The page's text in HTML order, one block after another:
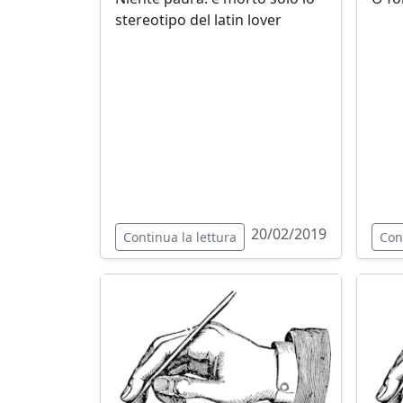
stereotipo del latin lover
Continua la lettura 20/02/2019